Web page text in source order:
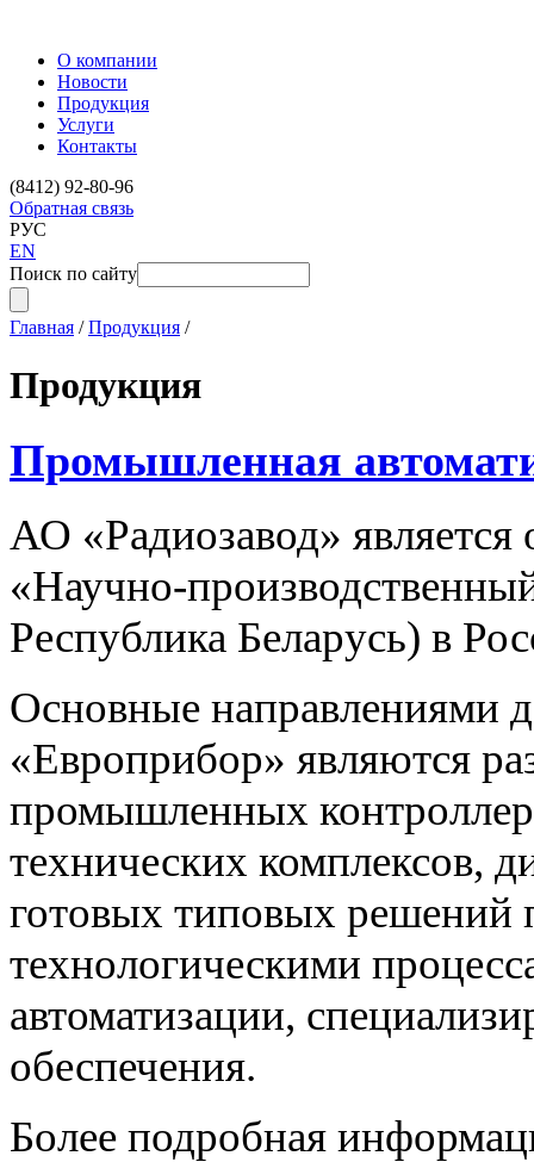
О компании
Новости
Продукция
Услуги
Контакты
(8412) 92-80-96
Обратная связь
РУС
EN
Поиск по сайту
Главная /Продукция /
Продукция
Промышленная
АО «Радиозавод»
«Научно-
Республика Беларусь) в
Основные
«Европрибор» являются
промышленных
технических комплексов,
готовых типовых решений
технологическими
автоматизации,
обеспечения.
Более подробная